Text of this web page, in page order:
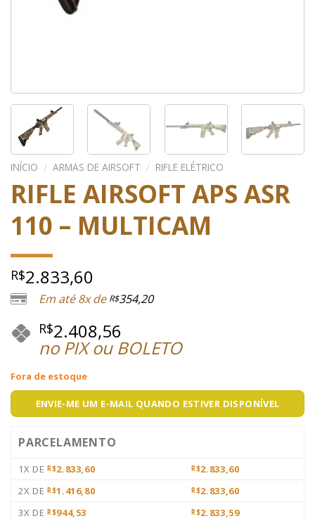
INÍCIO / ARMAS DE AIRSOFT / RIFLE ELÉTRICO
RIFLE AIRSOFT APS ASR
110 – MULTICAM
R$2.833,60
Em até 8x de R$354,20
R$2.408,56
no PIX ou BOLETO
Fora de estoque
ENVIE-ME UM E-MAIL QUANDO ESTIVER DISPONÍVEL
PARCELAMENTO
1X DE R$2.833,60 R$2.833,60
2X DE R$1.416,80 R$2.833,60
3X DE R$944,53 R$2.833,59